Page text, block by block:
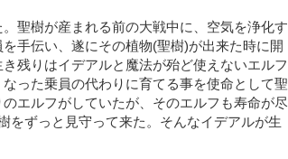
聖樹が産まれる前の大戦中に、空気を浄化す
手伝い、遂にその植物(聖樹)が出来た時に開
残りはイデアルと魔法が殆ど使えないエルフ
った乗員の代わりに育てる事を使命として聖
エルフがしていたが、そのエルフも寿命が尽
をずっと見守って来た。そんなイデアルが生